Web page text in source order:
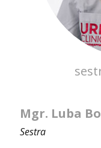
Mgr. Luba
Sestra